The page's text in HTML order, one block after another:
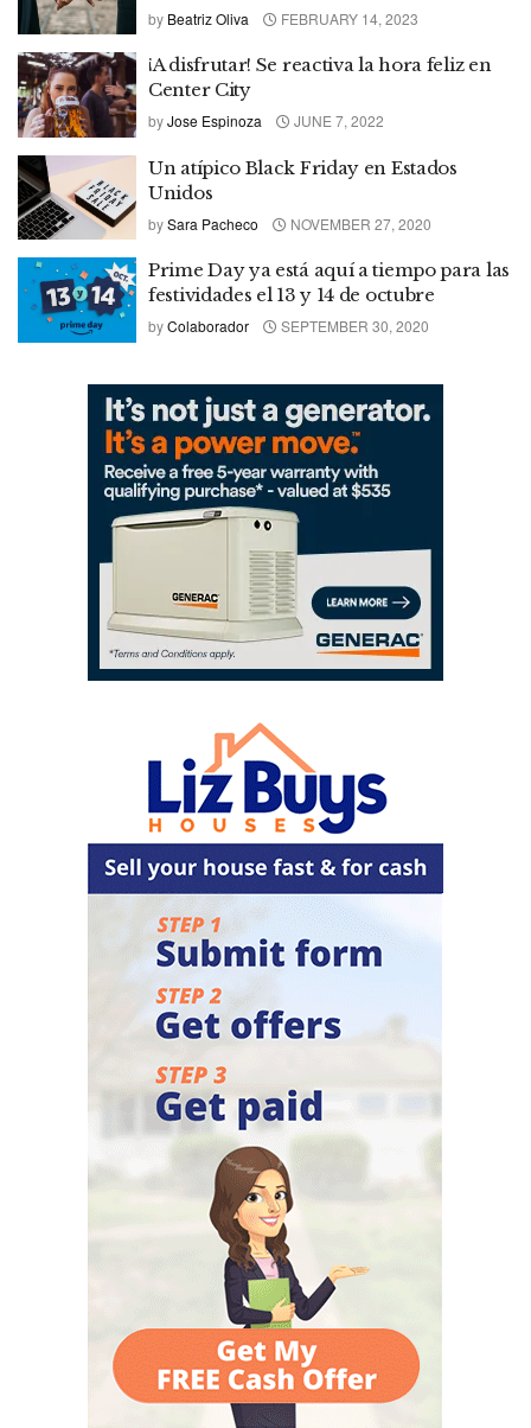
by Beatriz Oliva FEBRUARY 14, 2023
¡A disfrutar! Se reactiva la hora feliz en
Center City
byJose Espinoza JUNE 7, 2022
Un atípico Black Friday en Estados
Unidos
bySara Pacheco NOVEMBER 27, 2020
Prime Day ya está aquí a tiempo para las
festividades el 13 y 14 de octubre
byColaborador SEPTEMBER 30, 2020